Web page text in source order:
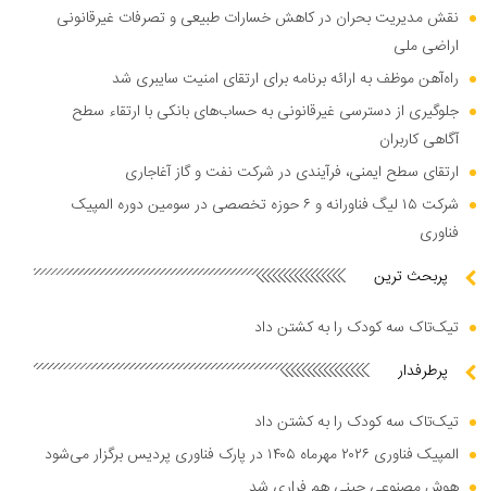
نقش مدیریت بحران در کاهش خسارات طبیعی و تصرفات غیرقانونی
اراضی ملی
راه‌آهن موظف به ارائه برنامه برای ارتقای امنیت سایبری شد
جلوگیری از دسترسی غیرقانونی به حساب‌های بانکی با ارتقاء سطح
آگاهی کاربران
ارتقای سطح ایمنی، فرآیندی در شرکت نفت و گاز آغاجاری
شرکت ۱۵ لیگ فناورانه و ۶ حوزه تخصصی در سومین دوره المپیک
فناوری
پربحث ترین
تیک‌تاک سه کودک را به کشتن داد
پرطرفدار
تیک‌تاک سه کودک را به کشتن داد
المپیک فناوری ۲۰۲۶ مهرماه ۱۴۰۵ در پارک فناوری پردیس برگزار می‌شود